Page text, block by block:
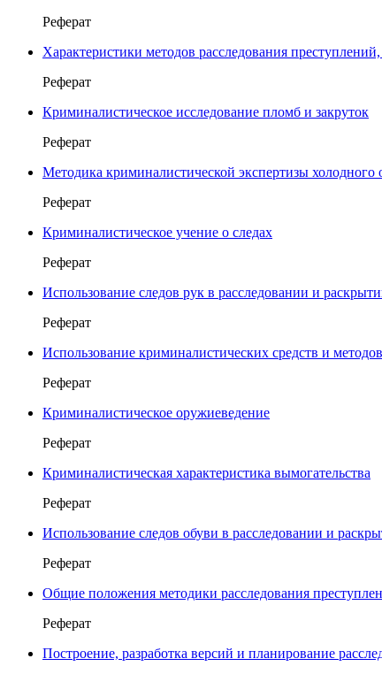
Реферат
Характеристики методов расследования
Реферат
Криминалистическое исследование пломб и закруток
Реферат
Методика криминалистической экспертизы холодного
Реферат
Криминалистическое учение о следах
Реферат
Использование следов рук в расследовании и
Реферат
Использование криминалистических средств и
Реферат
Криминалистическое оружиеведение
Реферат
Криминалистическая характеристика вымогательства
Реферат
Использование следов обуви в расследовании и
Реферат
Общие положения методики расследования
Реферат
Построение, разработка версий и планирование